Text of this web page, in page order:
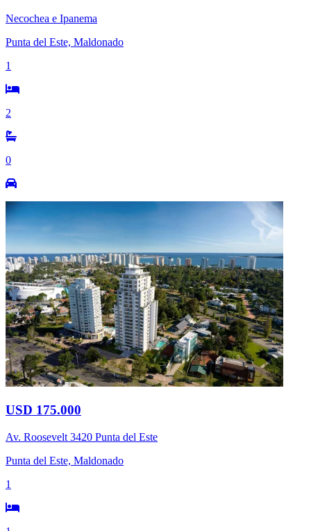
Necochea e Ipanema
Punta del Este, Maldonado
1
2
0
USD 175.000
Av. Roosevelt 3420 Punta del Este
Punta del Este, Maldonado
1